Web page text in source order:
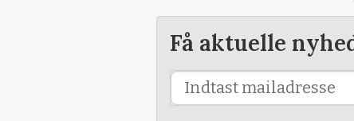
Få aktuelle